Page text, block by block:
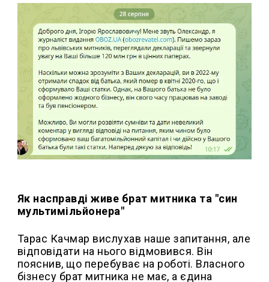
Як насправді живе брат митника та "син
мультимільйонера"
Тарас Качмар вислухав наше запитання, але
відповідати на нього відмовився. Він
пояснив, що перебуває на роботі. Власного
бізнесу брат митника не має, а єдина